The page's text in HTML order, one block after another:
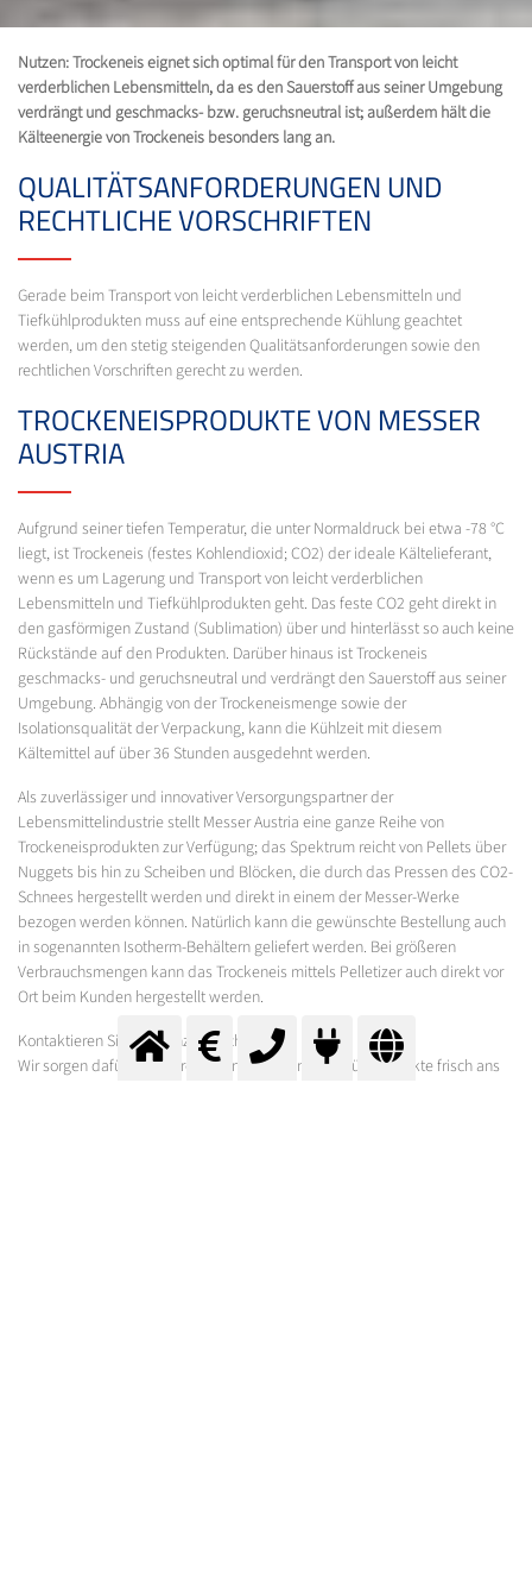
Nutzen: Trockeneis eignet sich optimal für den Transport von leicht
verderblichen Lebensmitteln, da es den Sauerstoff aus seiner Umgebung
verdrängt und geschmacks- bzw. geruchsneutral ist; außerdem hält die
Kälteenergie von Trockeneis besonders lang an.
QUALITÄTSANFORDERUNGEN UND
RECHTLICHE VORSCHRIFTEN
Gerade beim Transport von leicht verderblichen Lebensmitteln und
Tiefkühlprodukten muss auf eine entsprechende Kühlung geachtet
werden, um den stetig steigenden Qualitätsanforderungen sowie den
rechtlichen Vorschriften gerecht zu werden.
TROCKENEISPRODUKTE VON MESSER
AUSTRIA
Aufgrund seiner tiefen Temperatur, die unter Normaldruck bei etwa -78 °C
liegt, ist Trockeneis (festes Kohlendioxid; CO2) der ideale Kältelieferant,
wenn es um Lagerung und Transport von leicht verderblichen
Lebensmitteln und Tiefkühlprodukten geht. Das feste CO2 geht direkt in
den gasförmigen Zustand (Sublimation) über und hinterlässt so auch keine
Rückstände auf den Produkten. Darüber hinaus ist Trockeneis
geschmacks- und geruchsneutral und verdrängt den Sauerstoff aus seiner
Umgebung. Abhängig von der Trockeneismenge sowie der
Isolationsqualität der Verpackung, kann die Kühlzeit mit diesem
Kältemittel auf über 36 Stunden ausgedehnt werden.
Als zuverlässiger und innovativer Versorgungspartner der
Lebensmittelindustrie stellt Messer Austria eine ganze Reihe von
Trockeneisprodukten zur Verfügung; das Spektrum reicht von Pellets über
Nuggets bis hin zu Scheiben und Blöcken, die durch das Pressen des CO2-
Schnees hergestellt werden und direkt in einem der Messer-Werke
bezogen werden können. Natürlich kann die gewünschte Bestellung auch
in sogenannten Isotherm-Behältern geliefert werden. Bei größeren
Verbrauchsmengen kann das Trockeneis mittels Pelletizer auch direkt vor
Ort beim Kunden hergestellt werden.
Kontaktieren Sie uns ganz einfach!
Wir sorgen dafür, dass Ihre Lebensmittel und Tiefkühlprodukte frisch ans